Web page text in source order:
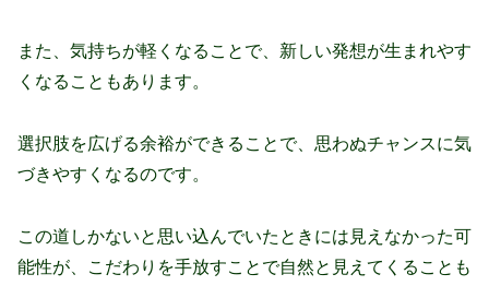
また、気持ちが軽くなることで、新しい発想が生まれやす
くなることもあります。
選択肢を広げる余裕ができることで、思わぬチャンスに気
づきやすくなるのです。
この道しかないと思い込んでいたときには見えなかった可
能性が、こだわりを手放すことで自然と見えてくることも